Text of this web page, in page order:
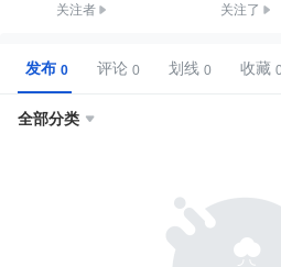
关注者 关注了
发布 评论 划线 收藏
全部分类 